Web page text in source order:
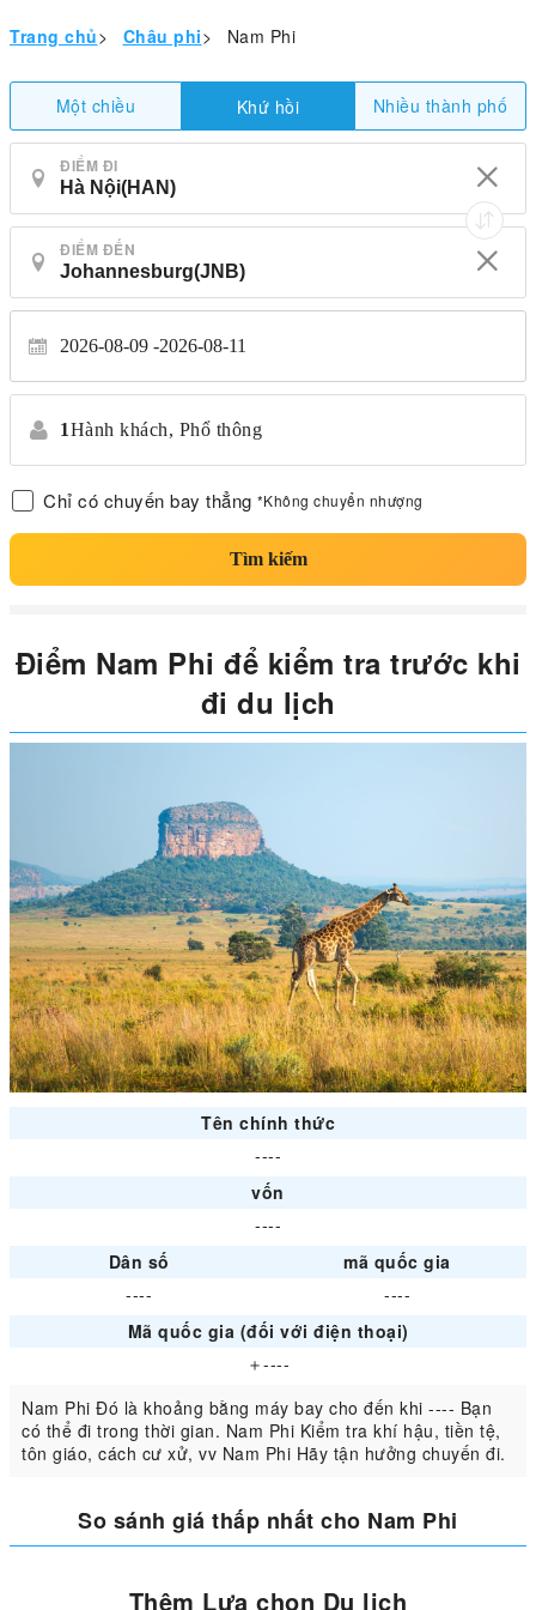
Trang chủ> Châu phi> Nam Phi
Một chiều Khứ hồi Nhiều thành phố
ĐIỂM ĐI
ĐIỂM ĐẾN
2026-08-09 2026-08-11
1Hành khách, Phổ thông
Chỉ có chuyến bay thẳng *Không chuyển nhượng
Tìm kiếm
Điểm Nam Phi để kiểm tra trước khi
đi du lịch
Tên chính thức
----
vốn
----
Dân số
mã quốc gia
----
----
Mã quốc gia (đối với điện thoại)
＋----
Nam Phi Đó là khoảng bằng máy bay cho đến khi ---- Bạn
có thể đi trong thời gian. Nam Phi Kiểm tra khí hậu, tiền tệ,
tôn giáo, cách cư xử, vv Nam Phi Hãy tận hưởng chuyến đi.
So sánh giá thấp nhất cho Nam Phi
Thêm Lựa chọn Du lịch